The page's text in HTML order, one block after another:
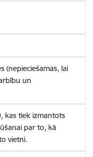
(nepieciešamas, lai
un
kas tiek izmantots
par to, kā
vietni.